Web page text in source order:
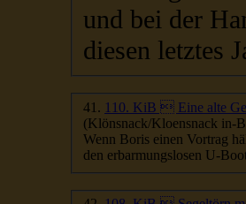
und bei der
diesen letztes
41. 110. KiB  Eine alte
(Klönsnack/Kloensnack in-
Wenn Boris einen Vortrag